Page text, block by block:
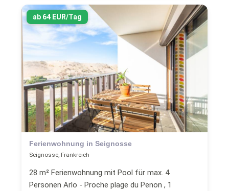
ab 64 EUR/Tag
Ferienwohnung in Seignosse
Seignosse, Frankreich
28 m² Ferienwohnung mit Pool für max. 4
Personen Arlo - Proche plage du Penon , 1